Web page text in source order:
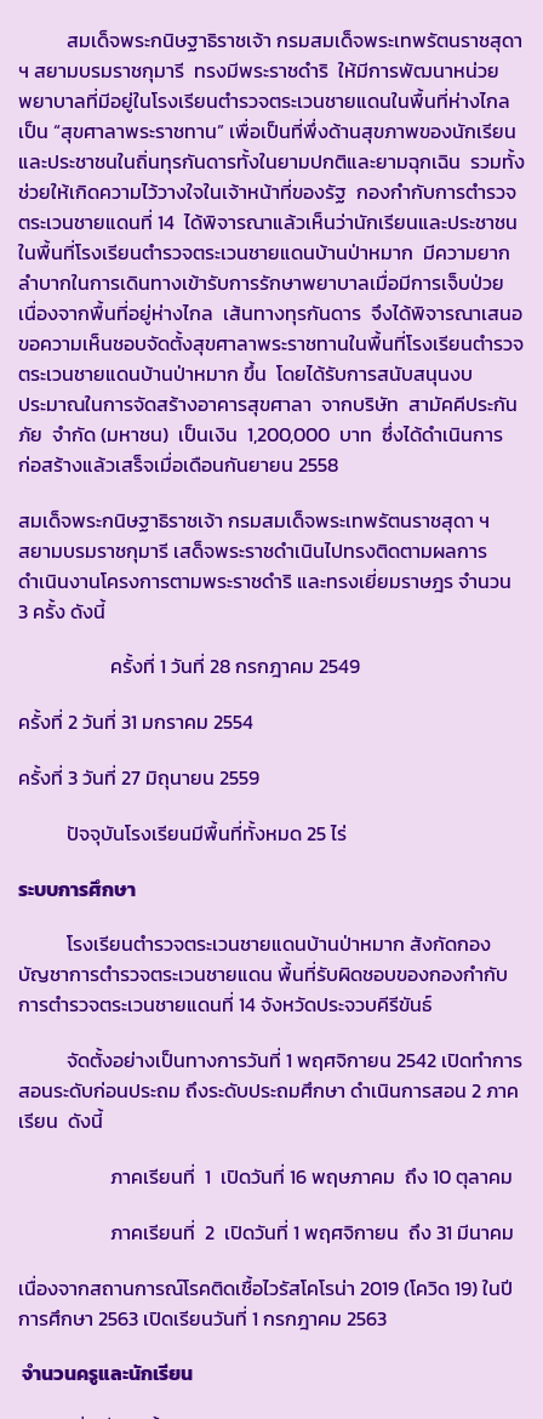
สมเด็จพระกนิษฐาธิราชเจ้า กรมสมเด็จพระเทพรัตนราชสุดา
ฯ สยามบรมราชกุมารี ทรงมีพระราชดำริ ให้มีการพัฒนาหน่วย
พยาบาลที่มีอยู่ในโรงเรียนตำรวจตระเวนชายแดนในพื้นที่ห่างไกล
เป็น “สุขศาลาพระราชทาน” เพื่อเป็นที่พึ่งด้านสุขภาพของนักเรียน
และประชาชนในถิ่นทุรกันดารทั้งในยามปกติและยามฉุกเฉิน รวมทั้ง
ช่วยให้เกิดความไว้วางใจในเจ้าหน้าที่ของรัฐ กองกำกับการตำรวจ
ตระเวนชายแดนที่ 14 ได้พิจารณาแล้วเห็นว่านักเรียนและประชาชน
ในพื้นที่โรงเรียนตำรวจตระเวนชายแดนบ้านป่าหมาก มีความยาก
ลำบากในการเดินทางเข้ารับการรักษาพยาบาลเมื่อมีการเจ็บป่วย
เนื่องจากพื้นที่อยู่ห่างไกล เส้นทางทุรกันดาร จึงได้พิจารณาเสนอ
ขอความเห็นชอบจัดตั้งสุขศาลาพระราชทานในพื้นที่โรงเรียนตำรวจ
ตระเวนชายแดนบ้านป่าหมาก ขึ้น โดยได้รับการสนับสนุนงบ
ประมาณในการจัดสร้างอาคารสุขศาลา จากบริษัท สามัคคีประกัน
ภัย จำกัด (มหาชน) เป็นเงิน 1,200,000 บาท ซึ่งได้ดำเนินการ
ก่อสร้างแล้วเสร็จเมื่อเดือนกันยายน 2558
สมเด็จพระกนิษฐาธิราชเจ้า กรมสมเด็จพระเทพรัตนราชสุดา ฯ
สยามบรมราชกุมารี เสด็จพระราชดำเนินไปทรงติดตามผลการ
ดำเนินงานโครงการตามพระราชดำริ และทรงเยี่ยมราษฎร จำนวน
3 ครั้ง ดังนี้
ครั้งที่ 1 วันที่ 28 กรกฎาคม 2549
ครั้งที่ 2 วันที่ 31 มกราคม 2554
ครั้งที่ 3 วันที่ 27 มิถุนายน 2559
ปัจจุบันโรงเรียนมีพื้นที่ทั้งหมด 25 ไร่
ระบบการศึกษา
โรงเรียนตำรวจตระเวนชายแดนบ้านป่าหมาก สังกัดกอง
บัญชาการตำรวจตระเวนชายแดน พื้นที่รับผิดชอบของกองกำกับ
การตำรวจตระเวนชายแดนที่ 14 จังหวัดประจวบคีรีขันธ์
จัดตั้งอย่างเป็นทางการวันที่ 1 พฤศจิกายน 2542 เปิดทำการ
สอนระดับก่อนประถม ถึงระดับประถมศึกษา ดำเนินการสอน 2 ภาค
เรียน ดังนี้
ภาคเรียนที่ 1 เปิดวันที่ 16 พฤษภาคม ถึง 10 ตุลาคม
ภาคเรียนที่ 2 เปิดวันที่ 1 พฤศจิกายน ถึง 31 มีนาคม
เนื่องจากสถานการณ์โรคติดเชื้อไวรัสโคโรน่า 2019 (โควิด 19) ในปี
การศึกษา 2563 เปิดเรียนวันที่ 1 กรกฎาคม 2563
จำนวนครูและนักเรียน